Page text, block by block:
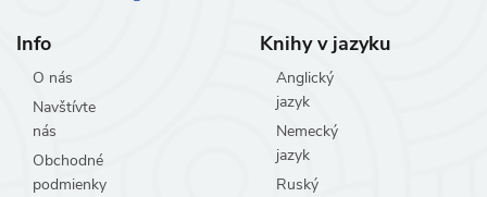
Info
O nás
Navštívte
nás
Obchodné
podmienky
Knihy v jazyku
Anglický
jazyk
Nemecký
jazyk
Ruský